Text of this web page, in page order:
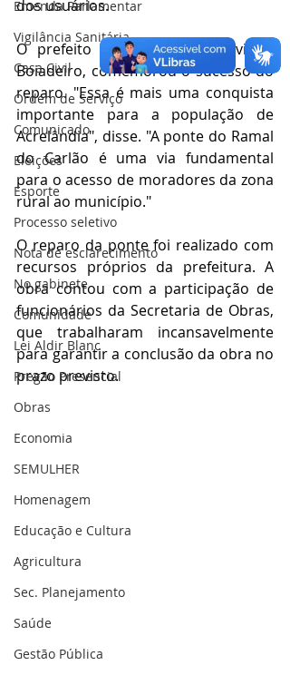
Emenda Parlamentar
Vigilância Sanitária
Casa Civil
Ordem de Serviço
Comunicado
Eleições
Esporte
Processo seletivo
Nota de esclarecimento
No gabinete
Comunidade
Lei Aldir Blanc
Pregão Presencial
Obras
Economia
SEMULHER
Homenagem
Educação e Cultura
Agricultura
Sec. Planejamento
Saúde
Gestão Pública
dos usuários.
O prefeito de Acrelândia, Olavinho
Boiadeiro, comemorou o sucesso do
reparo. "Essa é mais uma conquista
importante para a população de
Acrelândia", disse. "A ponte do Ramal
do Carlão é uma via fundamental
para o acesso de moradores da zona
rural ao município."
O reparo da ponte foi realizado com
recursos próprios da prefeitura. A
obra contou com a participação de
funcionários da Secretaria de Obras,
que trabalharam incansavelmente
para garantir a conclusão da obra no
prazo previsto.